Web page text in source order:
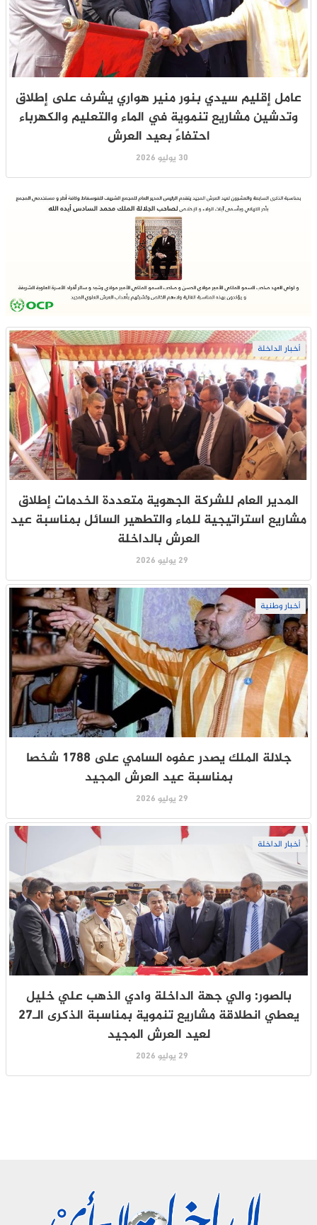
عامل إقليم سيدي بنور منير هواري يشرف على إطلاق
وتدشين مشاريع تنموية في الماء والتعليم والكهرباء
احتفاءً بعيد العرش
30 يوليو 2026
أخبار الداخلة
المدير العام للشركة الجهوية متعددة الخدمات إطلاق
مشاريع استراتيجية للماء والتطهير السائل بمناسبة عيد
العرش بالداخلة
29 يوليو 2026
أخبار وطنية
جلالة الملك يصدر عفوه السامي على 1788 شخصا
بمناسبة عيد العرش المجيد
29 يوليو 2026
أخبار الداخلة
بالصور: والي جهة الداخلة وادي الذهب علي خليل
يعطي انطلاقة مشاريع تنموية بمناسبة الذكرى الـ27
لعيد العرش المجيد
29 يوليو 2026